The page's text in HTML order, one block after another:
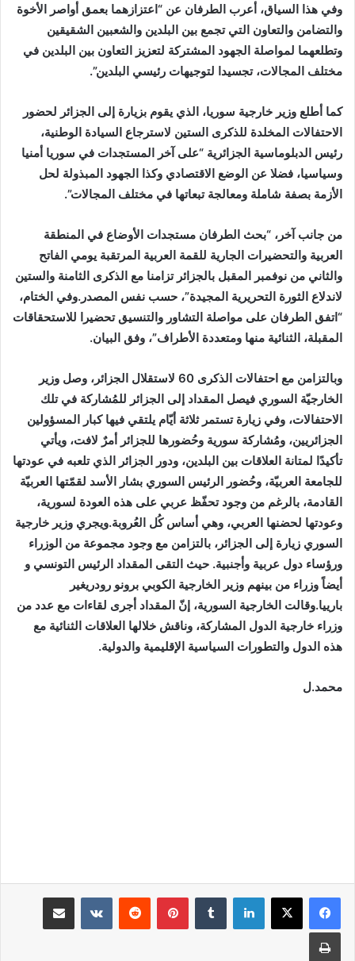
وفي هذا السياق، أعرب الطرفان عن “اعتزازهما بعمق أواصر الأخوة
والتضامن والتعاون التي تجمع بين البلدين والشعبين الشقيقين
وتطلعهما لمواصلة الجهود المشتركة لتعزيز التعاون بين البلدين في
مختلف المجالات، تجسيدا لتوجيهات رئيسي البلدين”.
كما أطلع وزير خارجية سوريا، الذي يقوم بزيارة إلى الجزائر لحضور
الاحتفالات المخلدة للذكرى الستين لاسترجاع السيادة الوطنية،
رئيس الدبلوماسية الجزائرية “على آخر المستجدات في سوريا أمنيا
وسياسيا، فضلا عن الوضع الاقتصادي وكذا الجهود المبذولة لحل
الأزمة بصفة شاملة ومعالجة تبعاتها في مختلف المجالات”.
من جانب آخر، “بحث الطرفان مستجدات الأوضاع في المنطقة
العربية والتحضيرات الجارية للقمة العربية المرتقبة يومي الفاتح
والثاني من نوفمبر المقبل بالجزائر تزامنا مع الذكرى الثامنة والستين
لاندلاع الثورة التحريرية المجيدة”، حسب نفس المصدر.وفي الختام،
“اتفق الطرفان على مواصلة التشاور والتنسيق تحضيرا للاستحقاقات
المقبلة، الثنائية منها ومتعددة الأطراف”، وفق البيان.
وبالتزامن مع احتفالات الذكرى 60 لاستقلال الجزائر، وصل وزير
الخارجيّة السوري فيصل المقداد إلى الجزائر للمُشاركة في تلك
الاحتفالات، وفي زيارة تستمر ثلاثة أيّام يلتقي فيها كبار المسؤولين
الجزائريين، ومُشاركة سورية وحُضورها للجزائر أمرٌ لافت، ويأتي
تأكيدًا لمتانة العلاقات بين البلدين، ودور الجزائر الذي تلعبه في عودتها
للجامعة العربيّة، وحُضور الرئيس السوري بشار الأسد لقمّتها العربيّة
القادمة، بالرغم من وجود تحفّظ عربي على هذه العودة لسورية،
وعودتها لحضنها العربي، وهي أساس كُل العُروبة.ويجري وزير خارجية
السوري زيارة إلى الجزائر، بالتزامن مع وجود مجموعة من الوزراء
ورؤساء دول عربية وأجنبية. حيث التقى المقداد الرئيس التونسي و
أيضاً وزراء من بينهم وزير الخارجية الكوبي برونو رودريغير
بارييا.وقالت الخارجية السورية، إنّ المقداد أجرى لقاءات مع عدد من
وزراء خارجية الدول المشاركة، وناقش خلالها العلاقات الثنائية مع
هذه الدول والتطورات السياسية الإقليمية والدولية.
محمد.ل
لينكدإن بينتيريست
طباعة